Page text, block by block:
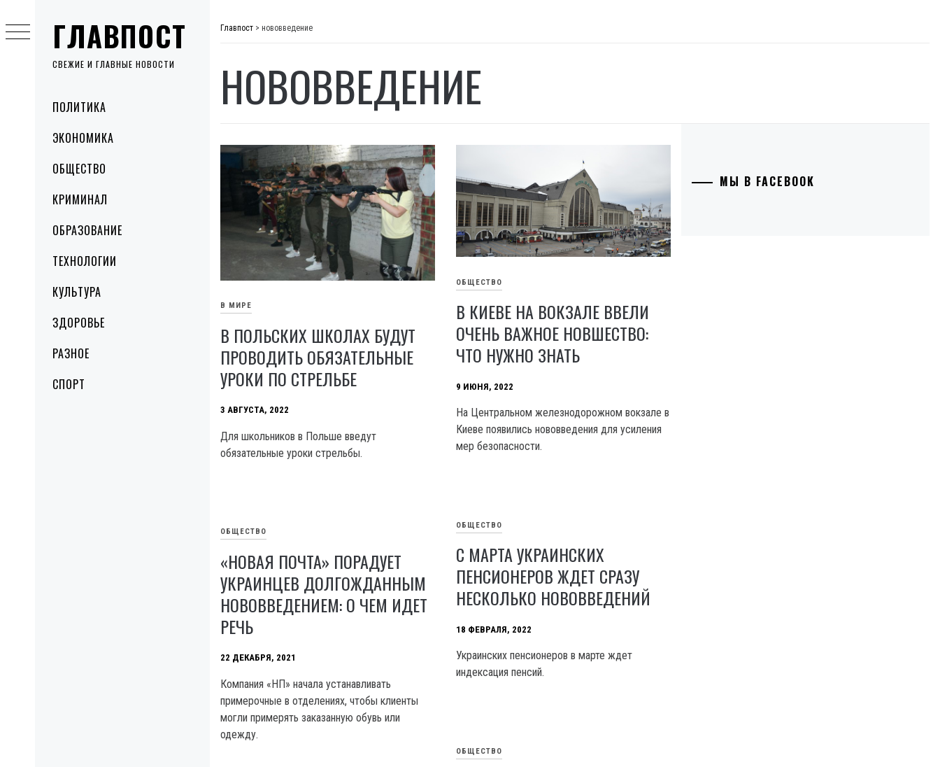
ГЛАВПОСТ
СВЕЖИЕ И ГЛАВНЫЕ НОВОСТИ
MenuПОЛИТИКА
ЭКОНОМИКА
ОБЩЕСТВО
КРИМИНАЛ
ОБРАЗОВАНИЕ
ТЕХНОЛОГИИ
КУЛЬТУРА
ЗДОРОВЬЕ
РАЗНОЕ
СПОРТ
to
content
Главпост > нововведение
НОВОВВЕДЕНИЕ
В МИРЕ
В ПОЛЬСКИХ ШКОЛАХ БУДУТ
ПРОВОДИТЬ ОБЯЗАТЕЛЬНЫЕ
УРОКИ ПО СТРЕЛЬБЕ
3 АВГУСТА, 2022
Для школьников в Польше введут
обязательные уроки стрельбы.
ОБЩЕСТВО
В КИЕВЕ НА ВОКЗАЛЕ ВВЕЛИ
ОЧЕНЬ ВАЖНОЕ НОВШЕСТВО:
ЧТО НУЖНО ЗНАТЬ
9 ИЮНЯ, 2022
На Центральном железнодорожном вокзале в
Киеве появились нововведения для усиления
мер безопасности.
ОБЩЕСТВО
С МАРТА УКРАИНСКИХ
ПЕНСИОНЕРОВ ЖДЕТ СРАЗУ
НЕСКОЛЬКО НОВОВВЕДЕНИЙ
18 ФЕВРАЛЯ, 2022
Украинских пенсионеров в марте ждет
индексация пенсий.
ОБЩЕСТВО
«НОВАЯ ПОЧТА» ПОРАДУЕТ
УКРАИНЦЕВ ДОЛГОЖДАННЫМ
НОВОВВЕДЕНИЕМ: О ЧЕМ ИДЕТ
РЕЧЬ
22 ДЕКАБРЯ, 2021
Компания «НП» начала устанавливать
примерочные в отделениях, чтобы клиенты
могли примерять заказанную обувь или
одежду.
ОБЩЕСТВО
МЫ В FACEBOOK